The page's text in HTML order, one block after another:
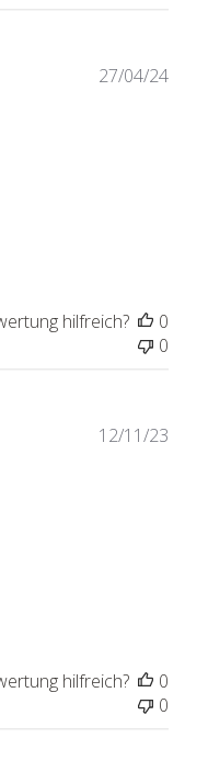
27/04/24
hilfreich?
0
0
12/11/23
hilfreich?
0
0